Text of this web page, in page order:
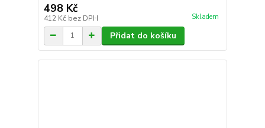
498 Kč
412 Kč bez DPH Skladem
Přidat do košíku